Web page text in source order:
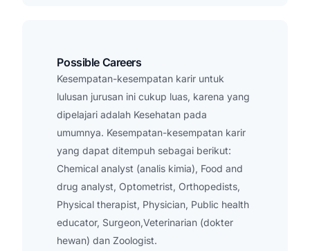
Possible Careers
Kesempatan-kesempatan karir untuk
lulusan jurusan ini cukup luas, karena yang
dipelajari adalah Kesehatan pada
umumnya. Kesempatan-kesempatan karir
yang dapat ditempuh sebagai berikut:
Chemical analyst (analis kimia), Food and
drug analyst, Optometrist, Orthopedists,
Physical therapist, Physician, Public health
educator, Surgeon,Veterinarian (dokter
hewan) dan Zoologist.